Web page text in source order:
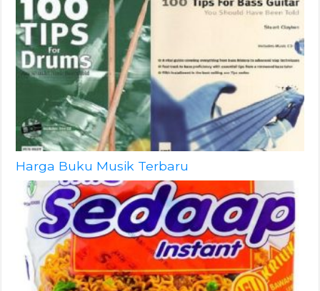
Harga Buku Musik Terbaru